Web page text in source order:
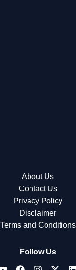
About Us
Contact Us
Privacy Policy
Disclaimer
Terms and Conditions
Follow Us